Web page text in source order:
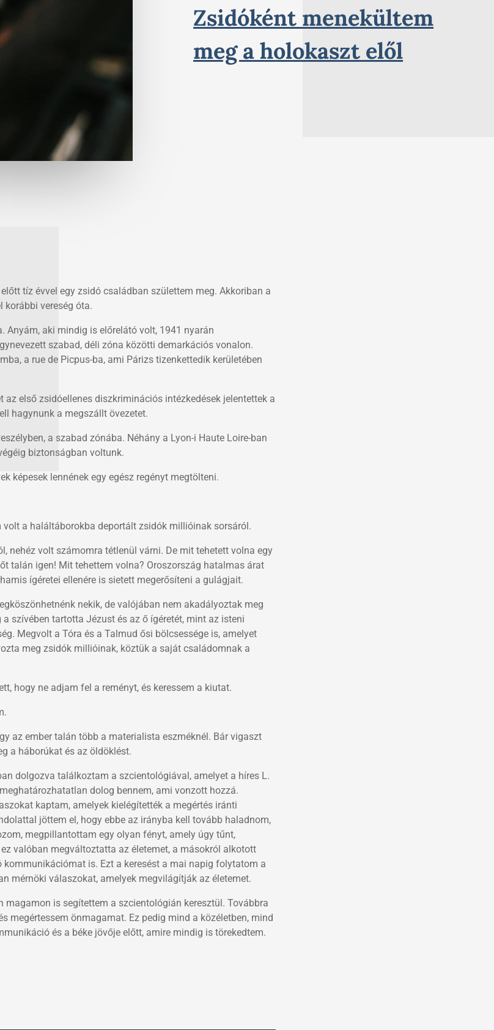
Zsidóként menekültem
meg a holokaszt elől
tíz évvel egy zsidó családban születtem meg. Akkoriban a
korábbi vereség óta.
Anyám, aki mindig is előrelátó volt, 1941 nyarán
szabad, déli zóna közötti demarkációs vonalon.
a rue de Picpus-ba, ami Párizs tizenkettedik kerületében
első zsidóellenes diszkriminációs intézkedések jelentettek a
hagynunk a megszállt övezetet.
a szabad zónába. Néhány a Lyon-i Haute Loire-ban
biztonságban voltunk.
képesek lennének egy egész regényt megtölteni.
a haláltáborokba deportált zsidók millióinak sorsáról.
nehéz volt számomra tétlenül várni. De mit tehetett volna egy
talán igen! Mit tehettem volna? Oroszország hatalmas árat
ígéretei ellenére is sietett megerősíteni a gulágjait.
nekik, de valójában nem akadályoztak meg
szívében tartotta Jézust és az ő ígéretét, mint az isteni
Megvolt a Tóra és a Talmud ősi bölcsessége is, amelyet
meg zsidók millióinak, köztük a saját családomnak a
hogy ne adjam fel a reményt, és keressem a kiutat.
az ember talán több a materialista eszméknél. Bár vigaszt
a háborúkat és az öldöklést.
dolgozva találkoztam a szcientológiával, amelyet a híres L.
dolog bennem, ami vonzott hozzá.
kaptam, amelyek kielégítették a megértés iránti
jöttem el, hogy ebbe az irányba kell tovább haladnom,
megpillantottam egy olyan fényt, amely úgy tűnt,
valóban megváltoztatta az életemet, a másokról alkotott
kommunikációmat is. Ezt a keresést a mai napig folytatom a
mérnöki válaszokat, amelyek megvilágítják az életemet.
is segítettem a szcientológián keresztül. Továbbra
megértessem önmagamat. Ez pedig mind a közéletben, mind
és a béke jövője előtt, amire mindig is törekedtem.